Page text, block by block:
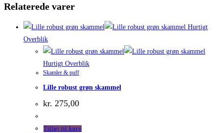
Relaterede varer
Hurtigt
Overblik
Hurtigt Overblik
Skamler & puff
Lille robust grøn skammel
kr. 275,00
Tilføj til kurv